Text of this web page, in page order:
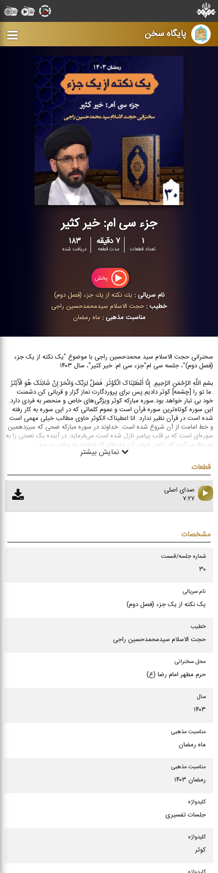
پایگاه سخن
جزء سی ام: خیر کثیر
۱
تعداد قطعات
۷ دقیقه
مدت قطعه
۱۸۳
دریافت شده
پخش
نام سریالی : یك نكته از یك جزء (فصل دوم)
خطیب : حجت الاسلام سیدمحمدحسین راجی
مناسبت مذهبی : ماه رمضان
سخنرانی حجت الاسلام سید محمدحسین راجی با موضوع "یک نکته از یک جزء
(فصل دوم)"، جلسه سی ام"جزء سی ام: خیر کثیر"، سال ۱۴۰۳
بسْمِ اللَّهِ الرَّحْمَنِ الرَّحِیمِ. إِنَّا أَعْطَیْنَاکَ الْکَوْثَرَ. فَصَلِّ لِرَبِّکَ وَانْحَرْ.إِنَّ شَانِئَکَ هُوَ الْأَبْتَرُ
.ما تو را [چشمه] کوثر دادیم.پس براى پروردگارت نماز گزار و قربانى کن.دشمنت‏
خود بى‏ تبار خواهد بود.سوره مبارکه کوثر ویژگی‌های خاص و منحصر به فردی دارد.
این سوره کوتاه‌ترین سوره قرآن است و عموم کلماتی که در این سوره به کار رفته
شده است در قرآن نظیر ندارد. انا اعطیناک الکوثر حاوی مطالب خیلی مهمی است
و خط امامت از آن شروع شده است. خداوند در سوره مبارکه ضحی که سیزدهمین
سوره‌ای است که بر قلب پیامبر نازل شده است می‌فرماید: در آینده یک نعمتی را به
تو عطا می‌کنیم که راضی شوی، آن وعده‌ای که خداوند به پیامبر در سور
نمایش بیشتر
قطعات
صدای اصلی
۷:۲۷
مشخصات
شماره جلسه/قسمت
۳۰
نام سریالی
یک نکته از یک جزء (فصل دوم)
خطیب
حجت الاسلام سیدمحمدحسین راجی
محل سخنرانی
حرم مطهر امام رضا (ع)
سال
۱۴۰۳
مناسبت مذهبی
ماه رمضان
مناسبت مذهبی
رمضان ۱۴۰۳
كلیدواژه
جلسات تفسیری
كلیدواژه
کوثر